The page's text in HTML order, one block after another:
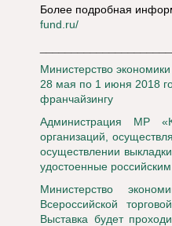
Более подробная
fund.ru/
Министерство
28 мая по 1 июня 2018
франчайзингу
Администрация МР
организаций,
осуществлении
удостоенные
Министерство
Всероссийской
Выставка будет